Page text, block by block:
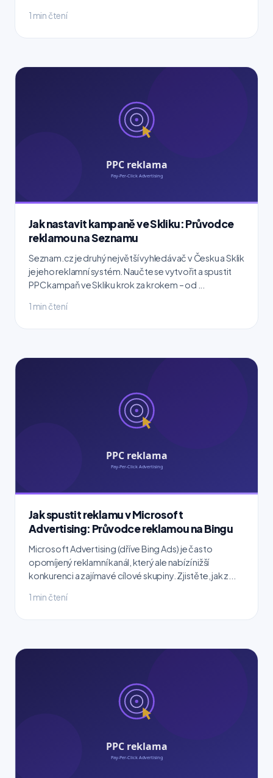
1 min čtení
Jak nastavit kampaně ve Skliku: Průvodce
reklamou na Seznamu
Seznam.cz je druhý největší vyhledávač v Česku a Sklik
je jeho reklamní systém. Naučte se vytvořit a spustit
PPC kampaň ve Skliku krok za krokem – od ...
1 min čtení
Jak spustit reklamu v Microsoft
Advertising: Průvodce reklamou na Bingu
Microsoft Advertising (dříve Bing Ads) je často
opomíjený reklamní kanál, který ale nabízí nižší
konkurenci a zajímavé cílové skupiny. Zjistěte, jak z...
1 min čtení